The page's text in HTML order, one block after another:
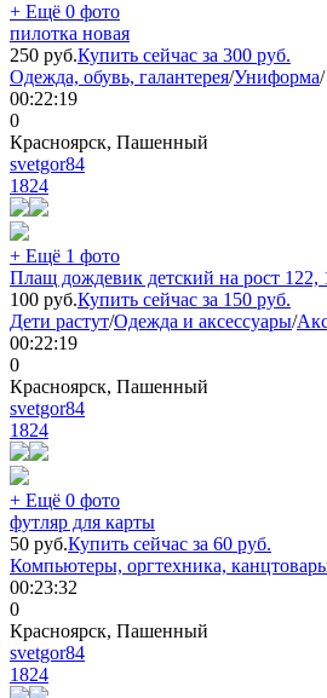
+ Ещё 0 фото
пилотка новая
250 руб.Купить сейчас за 300 руб.
Одежда, обувь, галантерея/Униформа/
00:22:19
0
Красноярск, Пашенный
svetgor84
1824
+ Ещё 1 фото
Плащ дождевик детский на рост 122,
100 руб.Купить сейчас за 150 руб.
Дети растут/Одежда и аксессуары/
00:22:19
0
Красноярск, Пашенный
svetgor84
1824
+ Ещё 0 фото
футляр для карты
50 руб.Купить сейчас за 60 руб.
Компьютеры, оргтехника,
00:23:32
0
Красноярск, Пашенный
svetgor84
1824